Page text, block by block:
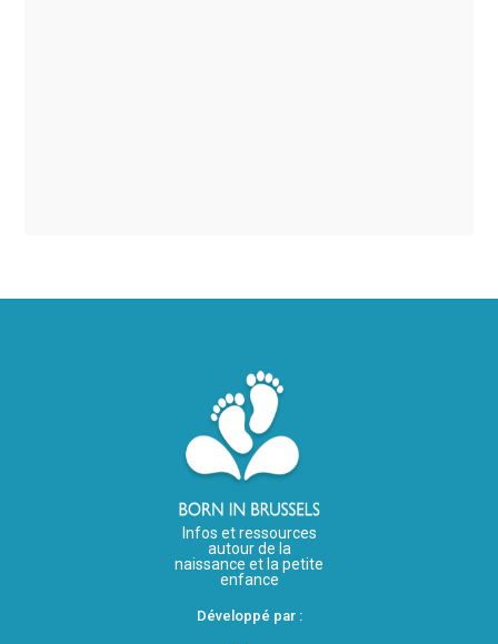
Infos et ressources
autour de la
naissance et la petite
enfance
Développé par :